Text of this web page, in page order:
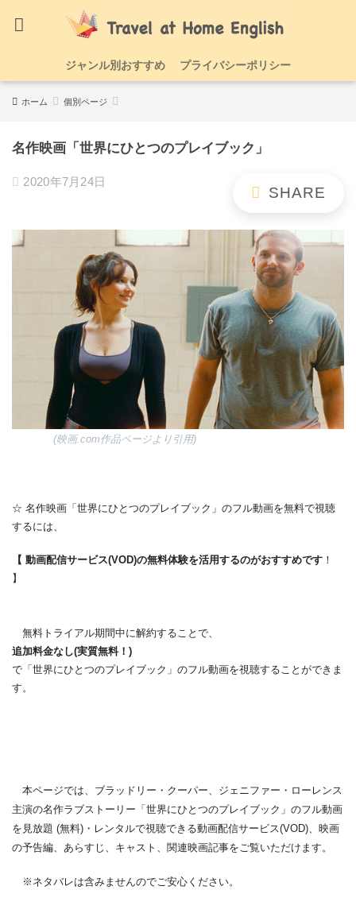
ジャンル別おすすめ プライバシーポリシー
ホーム 個別ページ
名作映画「世界にひとつのプレイブック」
2020年7月24日
(映画.com作品ページより引用)
☆ 名作映画「世界にひとつのプレイブック」のフル動画を無料で視聴
するには、
【 動画配信サービス(VOD)の無料体験を活用するのがおすすめです ！
】
無料トライアル期間中に解約することで、
追加料金なし(実質無料！)
で「世界にひとつのプレイブック」のフル動画を視聴することができま
す。
本ページでは、ブラッドリー・クーパー、ジェニファー・ローレンス
主演の名作ラブストーリー「世界にひとつのプレイブック」のフル動画
を見放題 (無料)・レンタルで視聴できる動画配信サービス(VOD)、映画
の予告編、あらすじ、キャスト、関連映画記事をご覧いただけます。
※ネタバレは含みませんのでご安心ください。